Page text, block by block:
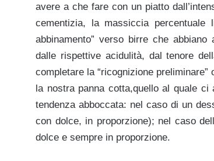
avere a che fare con un piatto
cementizia, la massiccia
abbinamento” verso birre che
dalle rispettive acidulità, dal tenore
completare la “ricognizione
la nostra panna cotta,quello al quale ci
tendenza abboccata: nel caso di un
con dolce, in proporzione); nel caso
dolce e sempre in proporzione.